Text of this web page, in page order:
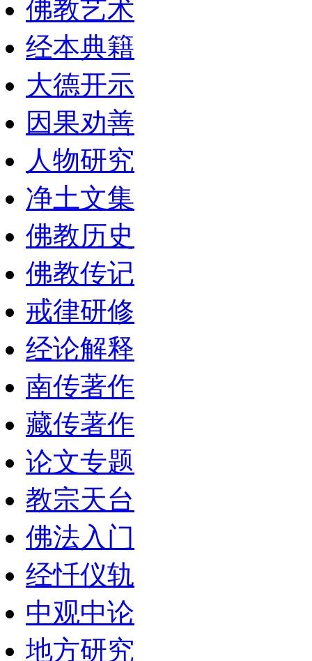
佛教艺术
经本典籍
大德开示
因果劝善
人物研究
净土文集
佛教历史
佛教传记
戒律研修
经论解释
南传著作
藏传著作
论文专题
教宗天台
佛法入门
经忏仪轨
中观中论
地方研究